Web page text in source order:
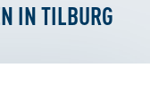
IN TILBURG